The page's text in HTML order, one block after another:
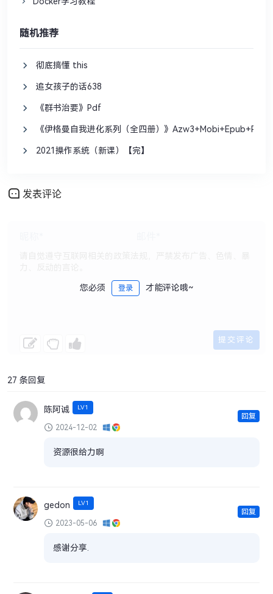
随机推荐
彻底搞懂 this
追女孩子的话638
《群书治要》Pdf
《伊格曼自我进化系列（全四册）》Azw3+Mobi+Epub+Pdf
2021操作系统（新课）【完】
发表评论
您必须 登录 才能评论哦~
27 条回复
陈阿诚 LV1
2024-12-02
资源很给力啊
回复
gedon LV1
2023-05-06
感谢分享.
回复